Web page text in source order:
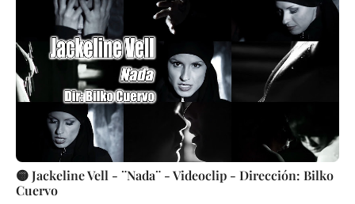
🟡 Jackeline Vell - ¨Nada¨ - Videoclip - Dirección: Bilko
Cuervo